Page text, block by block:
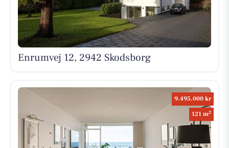
Enrumvej 12, 2942 Skodsborg
9.495.000 kr
121 m2